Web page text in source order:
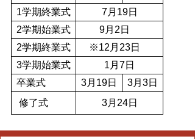
1学期終業式
7月19日
2学期始業式
9月2日
2学期終業式
※12月23日
3学期始業式
1月7日
卒業式
3月19日
3月3日
修了式
3月24日